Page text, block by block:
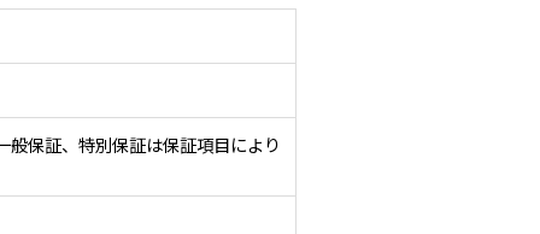
保証、特別保証は保証項目により